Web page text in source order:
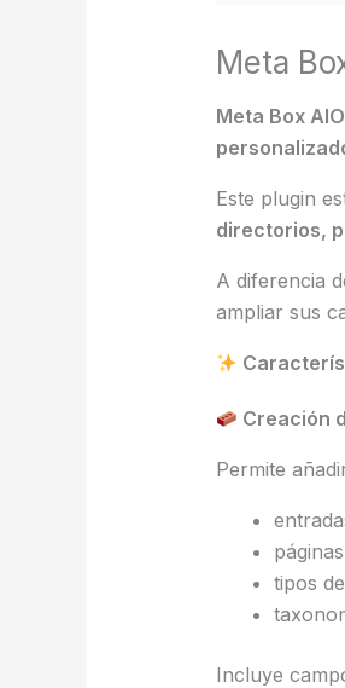
Meta
Meta Box
Este plugin
directorios,
A diferencia
ampliar sus
Creación
Permite
páginas
tipos
Incluye